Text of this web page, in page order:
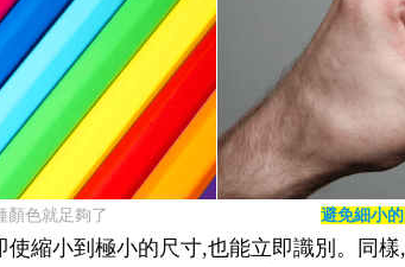
顏色就足夠了 避免細小
縮小到極小的尺寸,也能立即識別。同樣